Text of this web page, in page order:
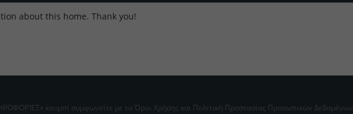
κουμπί συμφωνείτε με το Όροι Χρήσης και Πολιτική Προστασίας Προσωπικών Δεδομένων